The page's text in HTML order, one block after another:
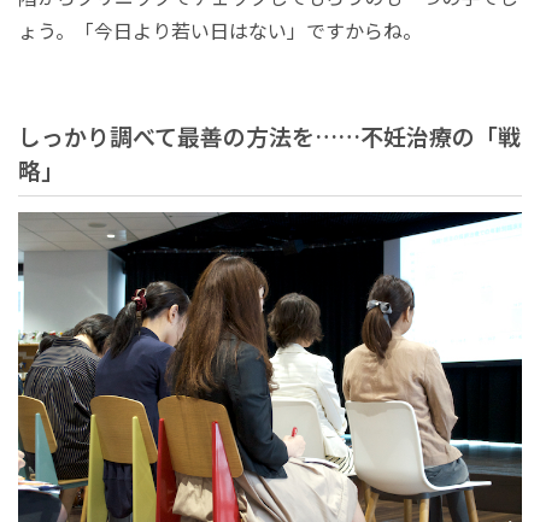
ょう。「今日より若い日はない」ですからね。
しっかり調べて最善の方法を……不妊治療の「戦
略」